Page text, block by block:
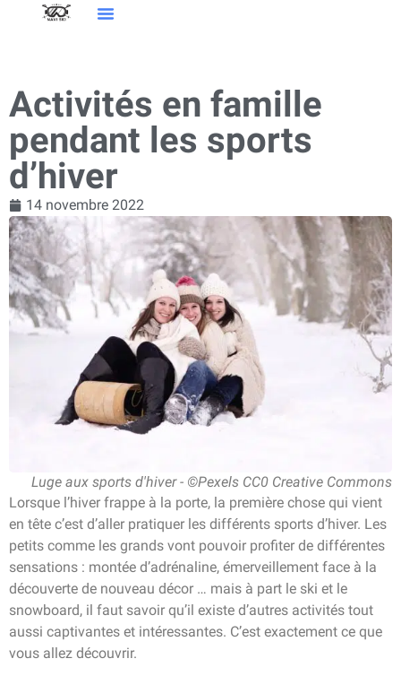
Activités en famille
pendant les sports
d’hiver
14 novembre 2022
Luge aux sports d'hiver - ©Pexels CC0 Creative Commons
Lorsque l’hiver frappe à la porte, la première chose qui vient
en tête c’est d’aller pratiquer les différents sports d’hiver. Les
petits comme les grands vont pouvoir profiter de différentes
sensations : montée d’adrénaline, émerveillement face à la
découverte de nouveau décor … mais à part le ski et le
snowboard, il faut savoir qu’il existe d’autres activités tout
aussi captivantes et intéressantes. C’est exactement ce que
vous allez découvrir.